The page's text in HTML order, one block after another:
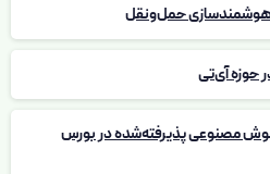
هوشمندسازی حمل‌ونقل
حوزه آی‌تی
مصنوعی پذیرفته‌شده در بورس